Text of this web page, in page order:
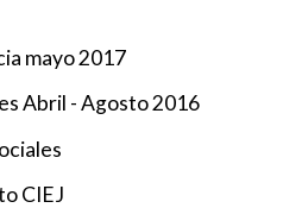
mayo 2017
Abril - Agosto 2016
CIEJ